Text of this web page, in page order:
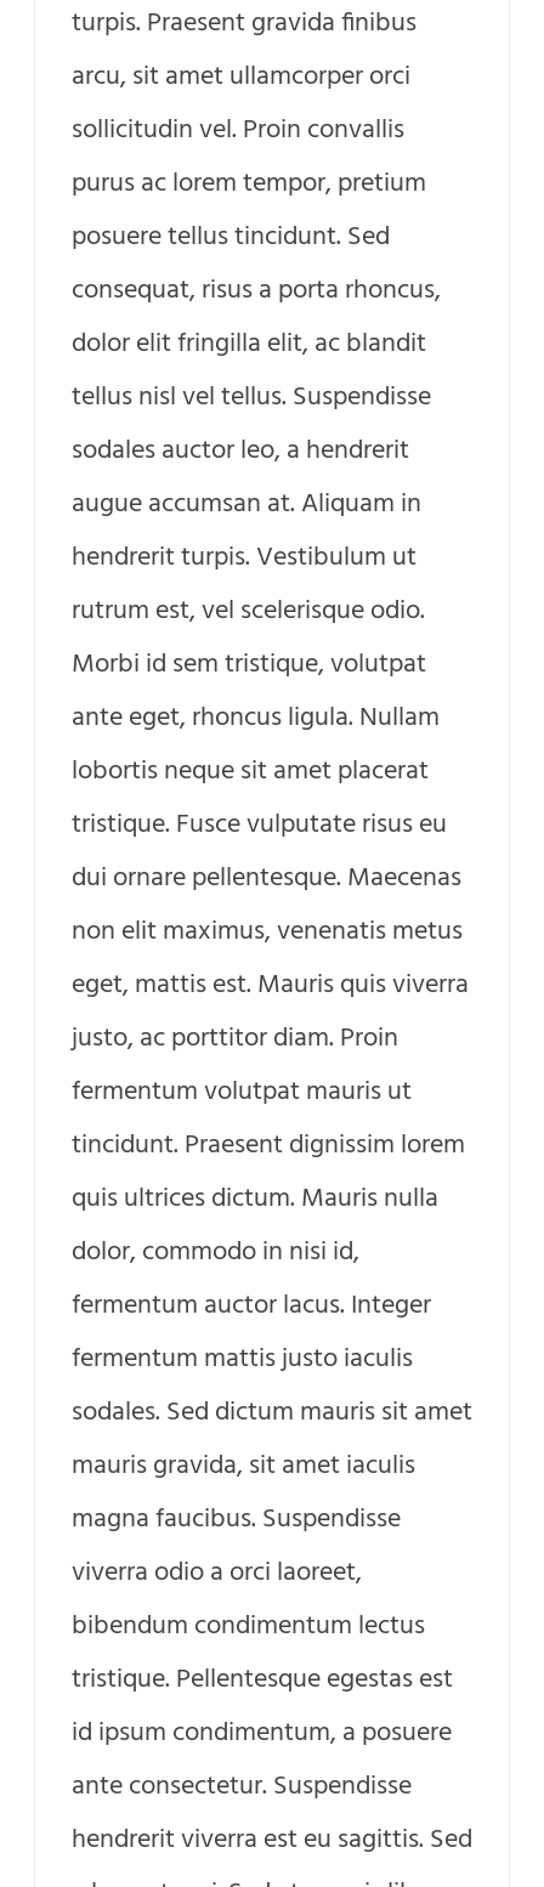
turpis. Praesent gravida finibus
arcu, sit amet ullamcorper orci
sollicitudin vel. Proin convallis
purus ac lorem tempor, pretium
posuere tellus tincidunt. Sed
consequat, risus a porta rhoncus,
dolor elit fringilla elit, ac blandit
tellus nisl vel tellus. Suspendisse
sodales auctor leo, a hendrerit
augue accumsan at. Aliquam in
hendrerit turpis. Vestibulum ut
rutrum est, vel scelerisque odio.
Morbi id sem tristique, volutpat
ante eget, rhoncus ligula. Nullam
lobortis neque sit amet placerat
tristique. Fusce vulputate risus eu
dui ornare pellentesque. Maecenas
non elit maximus, venenatis metus
eget, mattis est. Mauris quis viverra
justo, ac porttitor diam. Proin
fermentum volutpat mauris ut
tincidunt. Praesent dignissim lorem
quis ultrices dictum. Mauris nulla
dolor, commodo in nisi id,
fermentum auctor lacus. Integer
fermentum mattis justo iaculis
sodales. Sed dictum mauris sit amet
mauris gravida, sit amet iaculis
magna faucibus. Suspendisse
viverra odio a orci laoreet,
bibendum condimentum lectus
tristique. Pellentesque egestas est
id ipsum condimentum, a posuere
ante consectetur. Suspendisse
hendrerit viverra est eu sagittis. Sed